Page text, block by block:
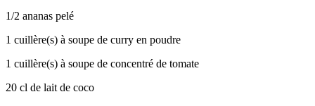
1/2 ananas pelé
1 cuillère(s) à soupe de curry en poudre
1 cuillère(s) à soupe de concentré de tomate
20 cl de lait de coco